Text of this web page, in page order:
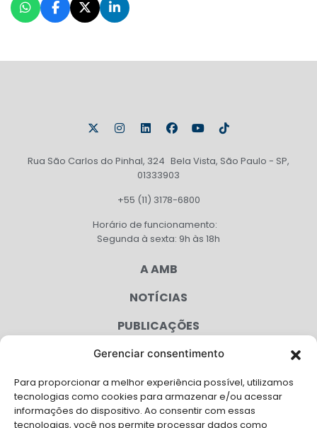
Gerenciar consentimento
Para proporcionar a melhor experiência possível, utilizamos
tecnologias como cookies para armazenar e/ou acessar
informações do dispositivo. Ao consentir com essas
tecnologias, você nos permite processar dados como
Rua São Carlos do Pinhal, 324 Bela Vista, São Paulo - SP,
01333903
+55 (11) 3178-6800
Horário de funcionamento:
Segunda à sexta: 9h às 18h
A AMB
NOTÍCIAS
PUBLICAÇÕES
CONGRESSO
AGENDA
CAMPANHAS